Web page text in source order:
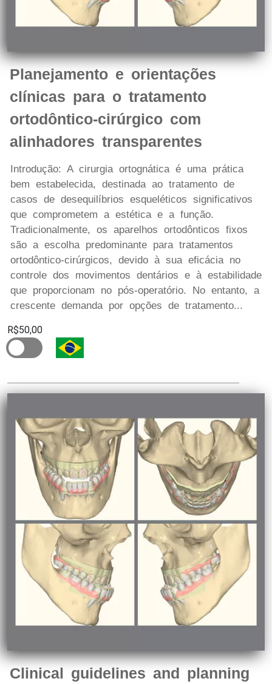
Planejamento e orientações
clínicas para o tratamento
ortodôntico-cirúrgico com
alinhadores transparentes
Introdução: A cirurgia ortognática é uma prática
bem estabelecida, destinada ao tratamento de
casos de desequilíbrios esqueléticos significativos
que comprometem a estética e a função.
Tradicionalmente, os aparelhos ortodônticos fixos
são a escolha predominante para tratamentos
ortodôntico-cirúrgicos, devido à sua eficácia no
controle dos movimentos dentários e à estabilidade
que proporcionam no pós-operatório. No entanto, a
crescente demanda por opções de tratamento...
R$50,00
Clinical guidelines and planning